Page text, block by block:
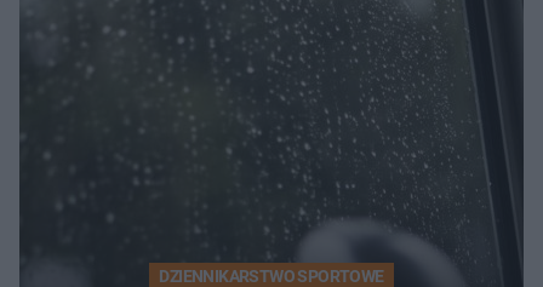
DZIENNIKARSTWO SPORTOWE